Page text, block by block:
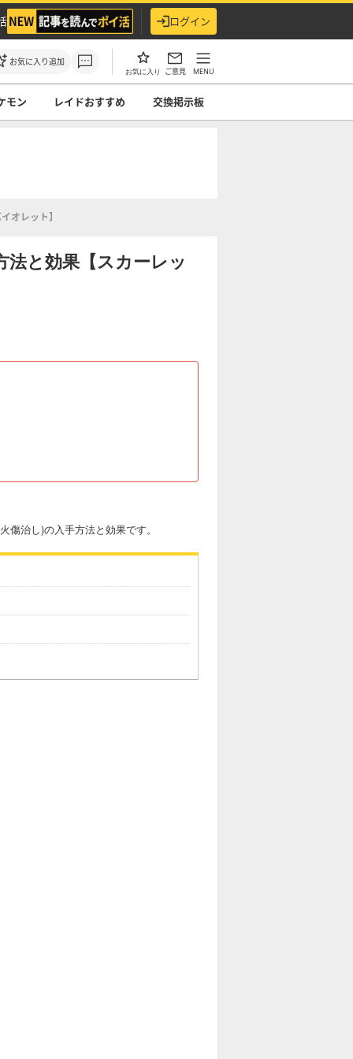
ログイン
お気に入り追加
お気に入り ご意見 MENU
モン レイドおすすめ 交換掲示板
オレット】
と効果【スカーレッ
治し)の入手方法と効果です。